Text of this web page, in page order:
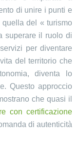
di unire i punti e
del « turismo
superare il ruolo di
per diventare
del territorio che
diventa lo
Questo approccio
che quasi il
con certificazione
di autenticità